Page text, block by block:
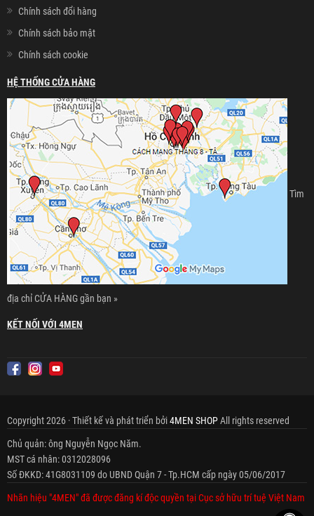
Chính sách đổi hàng
Chính sách bảo mật
Chính sách cookie
HỆ THỐNG CỬA HÀNG
Tìm
địa chỉ CỬA HÀNG gần bạn »
KẾT NỐI VỚI 4MEN
Copyright 2026 · Thiết kế và phát triển bởi4MEN SHOPAll rights reserved
Chủ quản: ông Nguyễn Ngọc Năm.
MST cá nhân: 0312028096
Số ĐKKD: 41G8031109 do UBND Quận 7 - Tp.HCM cấp ngày 05/06/2017
Nhãn hiệu "4MEN" đã được đăng kí độc quyền tại Cục sở hữu trí tuệ Việt Nam